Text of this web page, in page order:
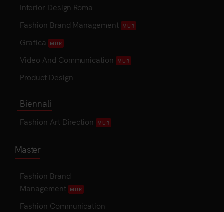
Interior Design Roma
Fashion Brand Management MUR
Grafica MUR
Video And Communication MUR
Product Design
Biennali
Fashion Art Direction MUR
Master
Fashion Brand
Management MUR
Fashion Communication